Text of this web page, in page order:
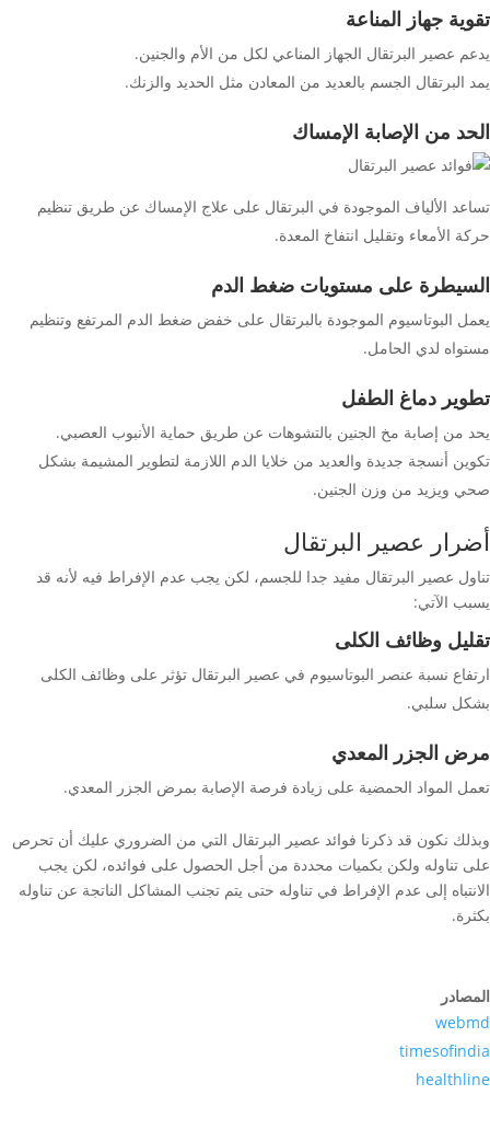
تقوية جهاز المناعة
يدعم عصير البرتقال الجهاز المناعي لكل من الأم والجنين.
يمد البرتقال الجسم بالعديد من المعادن مثل الحديد والزنك.
الحد من الإصابة الإمساك
تساعد الألياف الموجودة في البرتقال على علاج الإمساك عن طريق تنظيم
حركة الأمعاء وتقليل انتفاخ المعدة.
السيطرة على مستويات ضغط الدم
يعمل البوتاسيوم الموجودة بالبرتقال على خفض ضغط الدم المرتفع وتنظيم
مستواه لدي الحامل.
تطوير دماغ الطفل
يحد من إصابة مخ الجنين بالتشوهات عن طريق حماية الأنبوب العصبي.
تكوين أنسجة جديدة والعديد من خلايا الدم اللازمة لتطوير المشيمة بشكل
صحي ويزيد من وزن الجنين.
أضرار عصير البرتقال
تناول عصير البرتقال مفيد جدا للجسم، لكن يجب عدم الإفراط فيه لأنه قد
يسبب الآتي:
تقليل وظائف الكلى
ارتفاع نسبة عنصر البوتاسيوم في عصير البرتقال تؤثر على وظائف الكلى
بشكل سلبي.
مرض الجزر المعدي
تعمل المواد الحمضية على زيادة فرصة الإصابة بمرض الجزر المعدي.
وبذلك نكون قد ذكرنا فوائد عصير البرتقال التي من الضروري عليك أن تحرص
على تناوله ولكن بكميات محددة من أجل الحصول على فوائده، لكن يجب
الانتباه إلى عدم الإفراط في تناوله حتى يتم تجنب المشاكل الناتجة عن تناوله
بكثرة.
المصادر
webmd
timesofindia
healthline